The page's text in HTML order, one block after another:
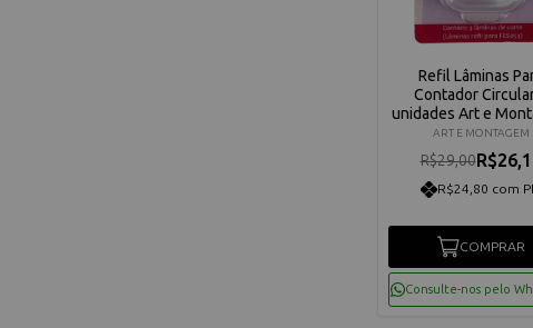
Refil Lâminas
Contador
unidades Art e
- FES054
ART E MONTAGEM
R$29,00
R$24,80 com
COMPRAR
Consulte-nos pelo